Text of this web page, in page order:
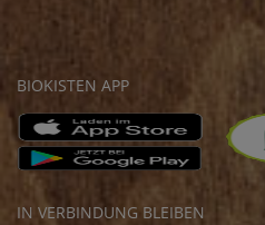
BIOKISTEN APP
IN VERBINDUNG BLEIBEN